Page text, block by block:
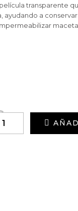
transparente
ayudando a